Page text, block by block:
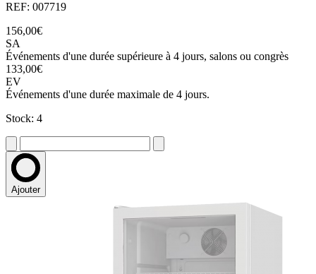
REF: 007719
156,00€
SA
Événements d'une durée supérieure à 4 jours, salons ou congrès
133,00€
EV
Événements d'une durée maximale de 4 jours.
Stock: 4
Ajouter